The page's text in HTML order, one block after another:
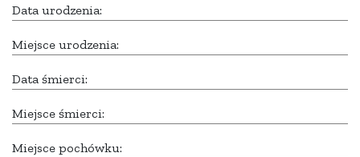
Data urodzenia:
Miejsce urodzenia:
Data śmierci:
Miejsce śmierci:
Miejsce pochówku: